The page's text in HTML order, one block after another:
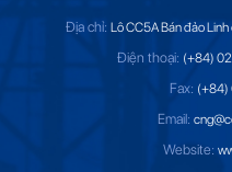
Địa chỉ: Lô CC5A Bán đảo
Điện thoại: (+84)
Fax: (+84)
Email:
Website: